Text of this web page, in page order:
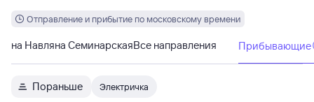
Отправление и прибытие по московскому времени
на Навляна СеминарскаяВсе направления Прибывающие
Пораньше Электричка